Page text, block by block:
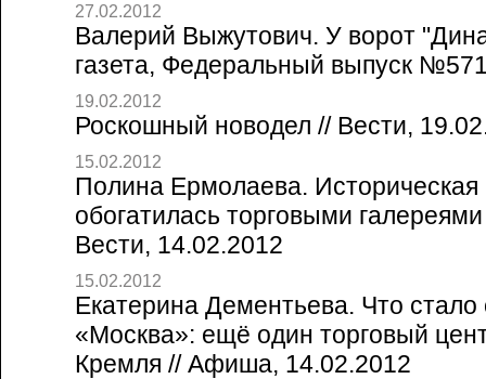
27.02.2012
Валерий Выжутович. У ворот
газета, Федеральный выпуск
19.02.2012
Роскошный новодел // Вести,
15.02.2012
Полина Ермолаева. Историческая
обогатилась торговыми
Вести, 14.02.2012
15.02.2012
Екатерина Дементьева. Что стало
«Москва»: ещё один торговый
Кремля // Афиша, 14.02.2012